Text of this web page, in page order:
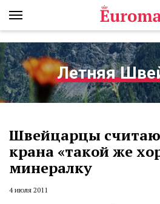
Летняя
Швейцарцы
крана «такой же
минералку
4 июля 2011